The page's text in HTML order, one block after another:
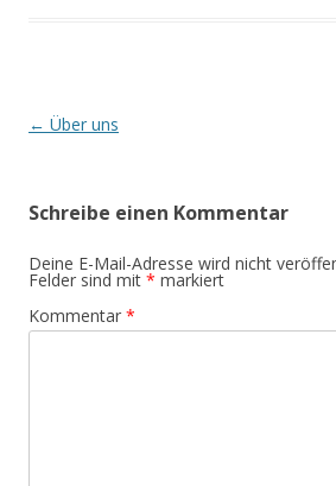
B
t
r
a
g
← Über uns
Schreibe einen Kommentar
Deine E-Mail-Adresse wird nicht
Felder sind mit * markiert
Kommentar *